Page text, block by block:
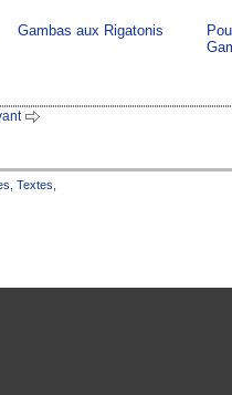
Gambas aux Rigatonis
Textes